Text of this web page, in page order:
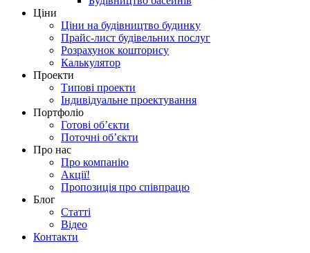
Ціни
Ціни на будівництво будинку
Прайс-лист будівельних послуг
Розрахунок кошторису
Калькулятор
Проекти
Типові проекти
Індивідуальне проектування
Портфоліо
Готові об’єкти
Поточні об’єкти
Про нас
Про компанію
Акції!
Пропозиція про співпрацю
Блог
Статті
Відео
Контакти